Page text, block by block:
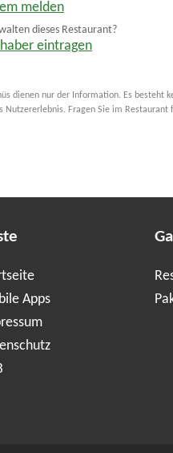
melden
dieses Restaurant?
eintragen
dienen nur der Information. Es besteht
Nutzererlebnis. Fragen Sie im
Apps